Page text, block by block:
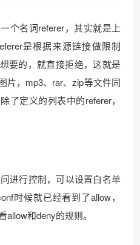
个名词referer，其实就是上
是根据来源链接做限制
要的，就直接拒绝，这就是
片，mp3、rar、zip等文件同
了定义的列表中的referer，
进行控制，可以设置白名单
时候就已经看到了allow，
和deny的规则。